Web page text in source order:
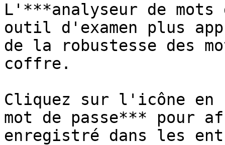
L'***analyseur de
outil d'examen plus
de la robustesse des
coffre.
Cliquez sur l'icône
mot de passe*** pour
enregistré dans les